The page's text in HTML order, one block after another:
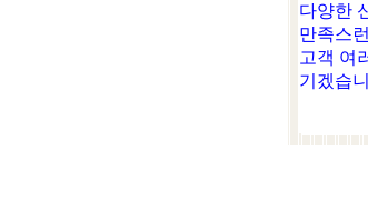
다양한
만족스
고객 여
기겠습